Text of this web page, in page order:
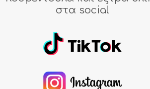
στα social